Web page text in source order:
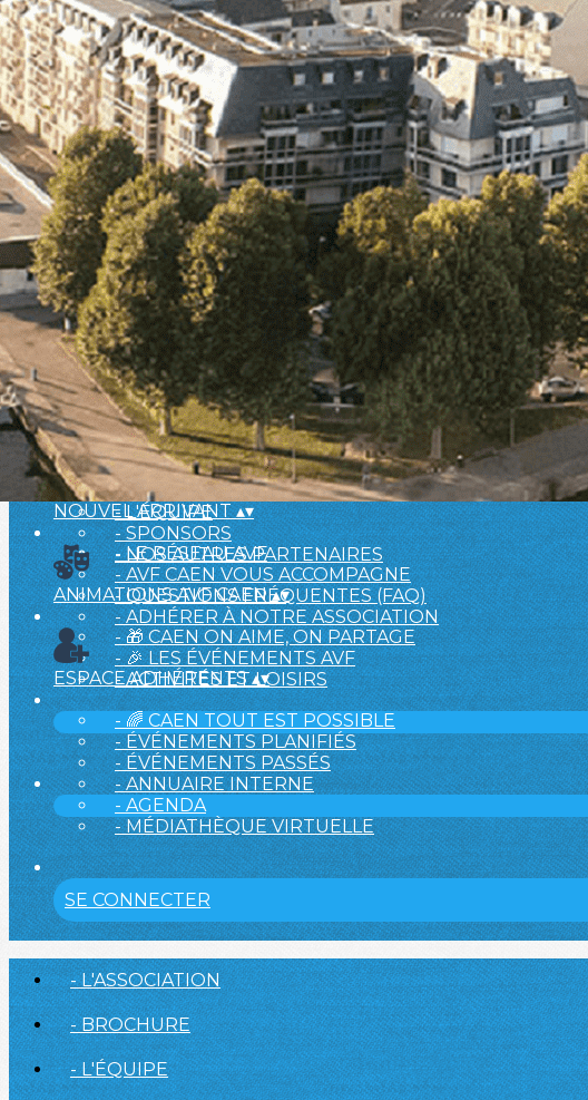
Exporter les lignes sélectionnées
Exporter toutes les colonnes
Exporter uniquement les colonnes affichées
Menu
<
>
- 🎁 Caen on aime, on partage
- 🎉 Les événements AVF
- Activités et Loisirs
Ajoutez un logo, un bouton, des réseaux sociaux
Cliquez pour éditer
L'ASSOCIATION▴▾
- L'ASSOCIATION
- BROCHURE
- L'ÉQUIPE
- SPONSORS
- NOS AUTRES PARTENAIRES
NOUVEL ARRIVANT▴▾
- LE RÉSEAU AVF
- AVF CAEN VOUS ACCOMPAGNE
- QUESTIONS FRÉQUENTES (FAQ)
- ADHÉRER À NOTRE ASSOCIATION
ANIMATIONS AVF CAEN▴▾
- 🎁 CAEN ON AIME, ON PARTAGE
- 🎉 LES ÉVÉNEMENTS AVF
- ACTIVITÉS ET LOISIRS
ESPACE ADHÉRENTS▴▾
- 🌈 CAEN TOUT EST POSSIBLE
- ÉVÉNEMENTS PLANIFIÉS
- ÉVÉNEMENTS PASSÉS
- ANNUAIRE INTERNE
- AGENDA
- MÉDIATHÈQUE VIRTUELLE
SE CONNECTER
- L'ASSOCIATION
- BROCHURE
- L'ÉQUIPE